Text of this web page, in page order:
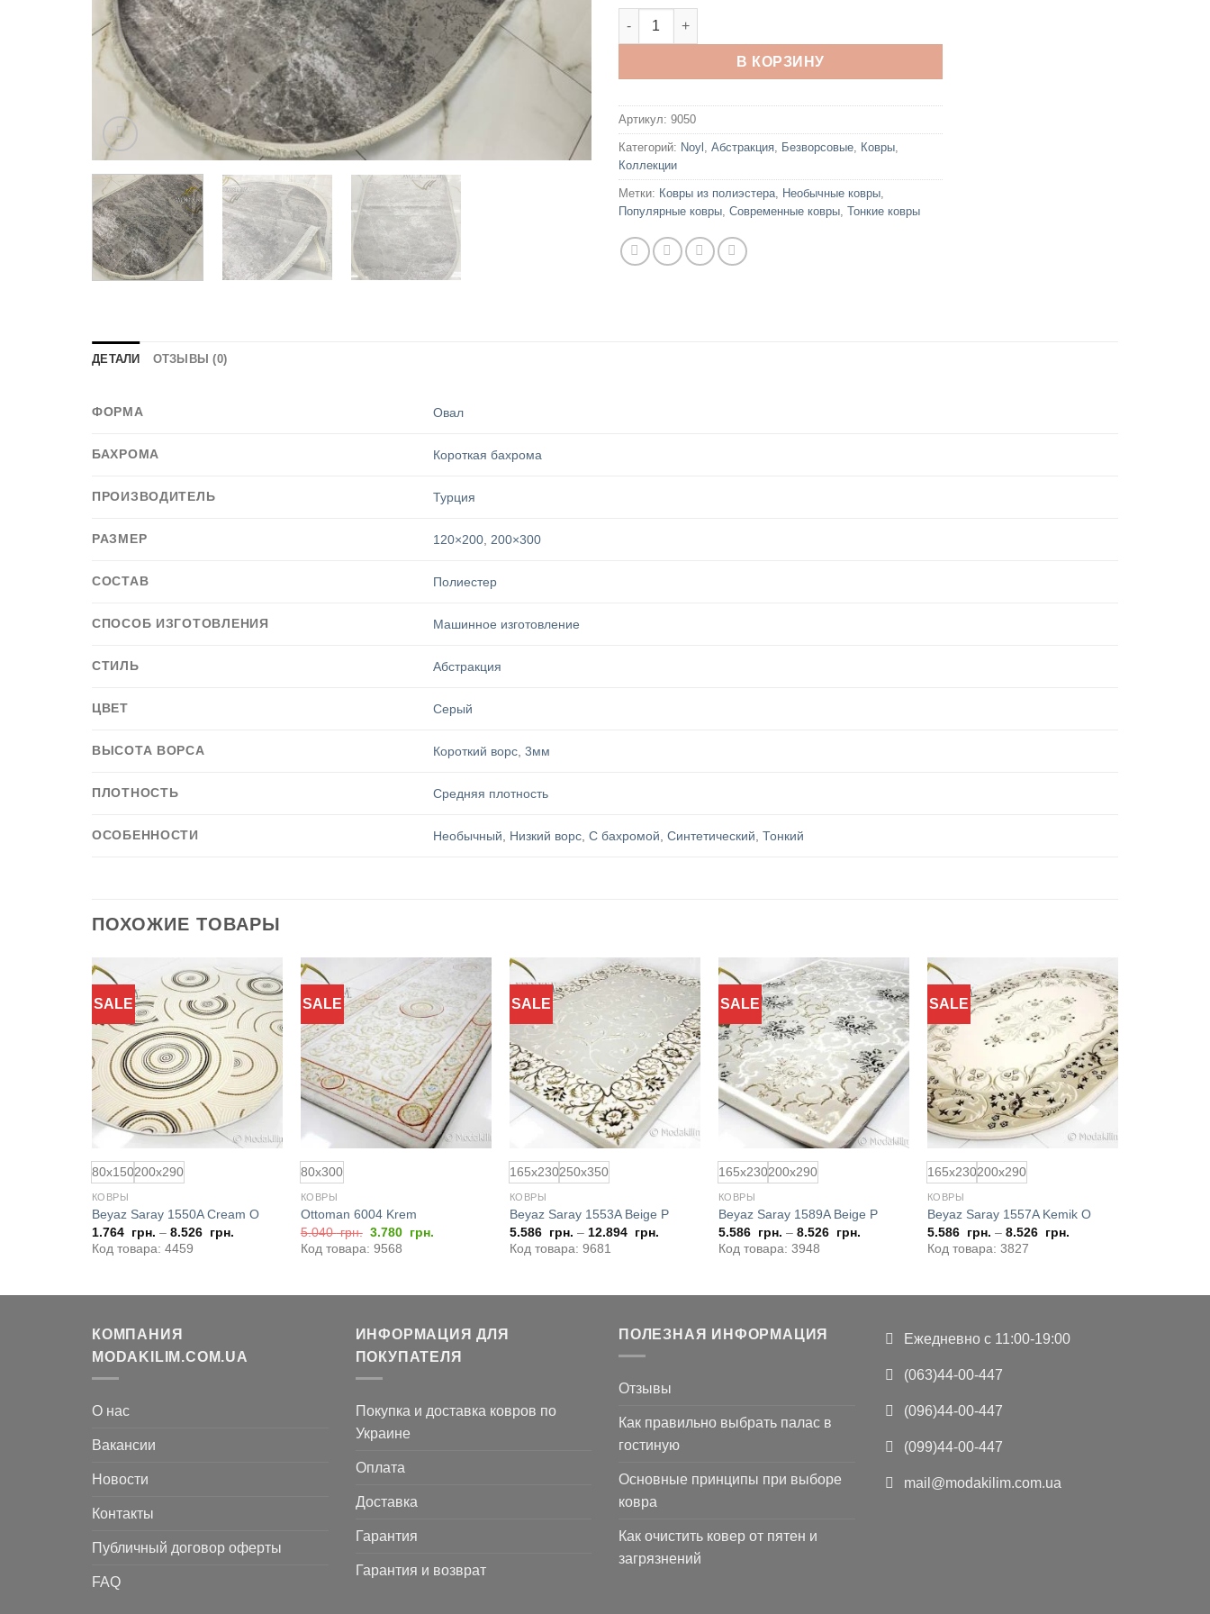
Количество товара Noyl 12600 Gri O
В КОРЗИНУ
Артикул: 9050
Категорий: Noyl Абстракция Безворсовые Ковры
Коллекции
Метки: Ковры из полиэстера Необычные ковры
Популярные ковры Современные ковры Тонкие ковры
ДЕТАЛИ ОТЗЫВЫ (0)
ФОРМА Овал
БАХРОМА Короткая бахрома
ПРОИЗВОДИТЕЛЬ Турция
РАЗМЕР 120×200 200×300
СОСТАВ Полиестер
СПОСОБ ИЗГОТОВЛЕНИЯ Машинное изготовление
СТИЛЬ Абстракция
ЦВЕТ Серый
ВЫСОТА ВОРСА Короткий ворс ,3мм
ПЛОТНОСТЬ Средняя плотность
ОСОБЕННОСТИ Необычный Низкий ворс ,С бахромой ,Синтетический ,Тонкий
ПОХОЖИЕ ТОВАРЫ
SALE
80x150200x290
КОВРЫ
Beyaz Saray 1550A Cream O
1.764 грн. – 8.526 грн.
Код товара: 4459
SALE
80x300
КОВРЫ
Ottoman 6004 Krem
5.040грн. Первоначальная
цена
составляла
3.780 грн.
Код товара: 9568
SALE
165x230250x350
КОВРЫ
Beyaz Saray 1553A Beige P
5.586 грн. – 12.894 грн.
Код товара: 9681
SALE
165x230200x290
КОВРЫ
Beyaz Saray 1589A Beige P
5.586 грн. – 8.526 грн.
Код товара: 3948
SALE
165x230200x290
КОВРЫ
Beyaz Saray 1557A Kemik O
5.586 грн. – 8.526 грн.
Код товара: 3827
КОМПАНИЯ
MODAKILIM.COM.UA
О нас
Вакансии
Новости
Контакты
Публичный договор оферты
FAQ
ИНФОРМАЦИЯ ДЛЯ
ПОКУПАТЕЛЯ
Покупка и доставка ковров по
Украине
Оплата
Доставка
Гарантия
Гарантия и возврат
ПОЛЕЗНАЯ ИНФОРМАЦИЯ
Отзывы
Как правильно выбрать палас в
гостиную
Основные принципы при выборе
ковра
Как очистить ковер от пятен и
загрязнений
Ежедневно с 11:00-19:00
(063)44-00-447
(096)44-00-447
(099)44-00-447
mail@modakilim.com.ua